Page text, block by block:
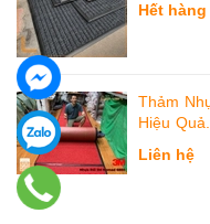
Hết hàng
Thảm
Hiệu
Liên hệ